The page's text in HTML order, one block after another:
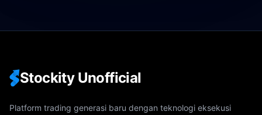
Stockity Unofficial
Platform trading generasi baru dengan teknologi eksekusi